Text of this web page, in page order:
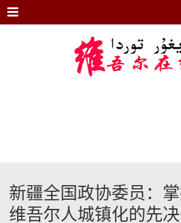
Menu
新疆全国政协委员：
维吾尔人城镇化的先